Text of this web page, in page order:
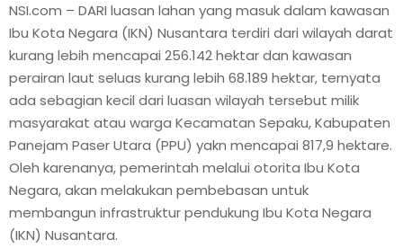
NSI.com – DARI luasan lahan yang masuk dalam kawasan
Ibu Kota Negara (IKN) Nusantara terdiri dari wilayah darat
kurang lebih mencapai 256.142 hektar dan kawasan
perairan laut seluas kurang lebih 68.189 hektar, ternyata
ada sebagian kecil dari luasan wilayah tersebut milik
masyarakat atau warga Kecamatan Sepaku, Kabupaten
Panejam Paser Utara (PPU) yakn mencapai 817,9 hektare.
Oleh karenanya, pemerintah melalui otorita Ibu Kota
Negara, akan melakukan pembebasan untuk
membangun infrastruktur pendukung Ibu Kota Negara
(IKN) Nusantara.